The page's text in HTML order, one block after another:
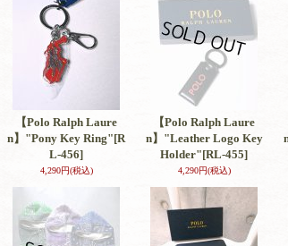
【Polo Ralph Laure
n】"Pony Key Ring"[R
L-456]
4,290円(税込)
【Polo Ralph Laure
n】"Leather Logo Key
Holder"[RL-455]
4,290円(税込)